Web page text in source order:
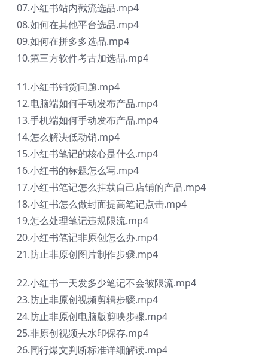
07.小红书站内截流选品.mp4
08.如何在其他平台选品.mp4
09.如何在拼多多选品.mp4
10.第三方软件考古加选品.mp4
11.小红书铺货问题.mp4
12.电脑端如何手动发布产品.mp4
13.手机端如何手动发布产品.mp4
14.怎么解决低动销.mp4
15.小红书笔记的核心是什么.mp4
16.小红书的标题怎么写.mp4
17.小红书笔记怎么挂载自己店铺的产品.mp4
18.小红书怎么做封面提高笔记点击.mp4
19,怎么处理笔记违规限流.mp4
20.小红书笔记非原创怎么办.mp4
21.防止非原创图片制作步骤.mp4
22.小红书一天发多少笔记不会被限流.mp4
23.防止非原创视频剪辑步骤.mp4
24.防止非原创电脑版剪映步骤.mp4
25.非原创视频去水印保存.mp4
26.同行爆文判断标准详细解读.mp4